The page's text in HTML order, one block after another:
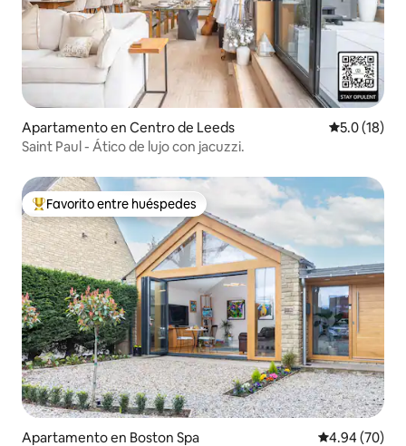
Apartamento en Centro de Leeds Calificación
5.0 (18)
Saint Paul - Ático de lujo con jacuzzi.
Favorito entre huéspedes preferido
Favorito entre huéspedes
Apartamento en Boston Spa Calificación
4.94 (70)